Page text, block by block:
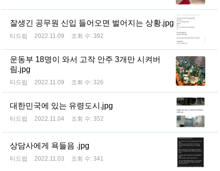
잘생긴 공무원 신입 들어오면 벌어지는 상황.jpg
티드립 2022.11.09 조회 수: 392
운동부 18명이 와서 고작 안주 3개만 시켜버
림.jpg
티드립 2022.11.09 조회 수: 326
대한민국에 있는 유령도시.jpg
티드립 2022.11.04 조회 수: 352
상담사에게 욕들음 .jpg
티드립 2022.11.03 조회 수: 341